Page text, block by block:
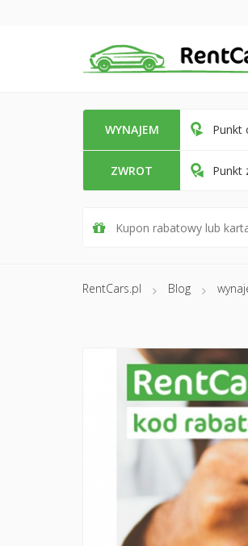
WYNAJEM Punkt
ZWROT Punkt
RentCars.pl Blog